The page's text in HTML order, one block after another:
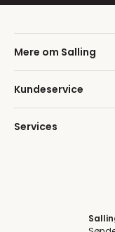
Mere om Salling
Kundeservice
Services